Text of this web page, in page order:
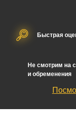
Быстрая
Не смотрим на
и обременения